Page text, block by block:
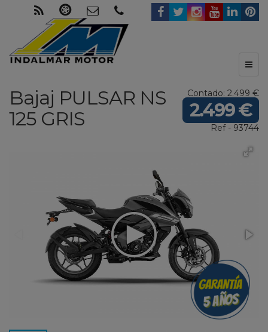
Contado: 2.499 €
2.499 €
Ref - 93744
Bajaj PULSAR NS
125 GRIS